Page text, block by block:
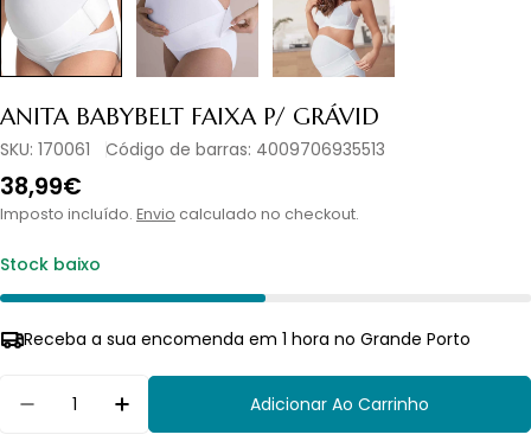
ANITA BABYBELT FAIXA P/ GRÁVID
SKU: 170061 Código de barras: 4009706935513
Preço
normal
38,99€
Imposto incluído. Envio calculado no checkout.
Stock baixo
Receba a sua encomenda em 1 hora no Grande Porto
Diminuir Quantidade Para Anita Babybelt Faixa
Aumentar Quantidade Para Anita
Adicionar Ao Carrinho